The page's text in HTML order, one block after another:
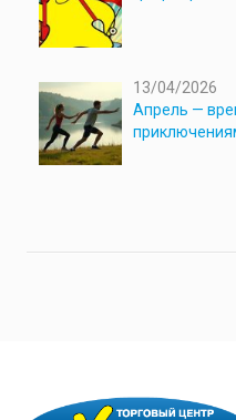
13/04/2026
Апрель —